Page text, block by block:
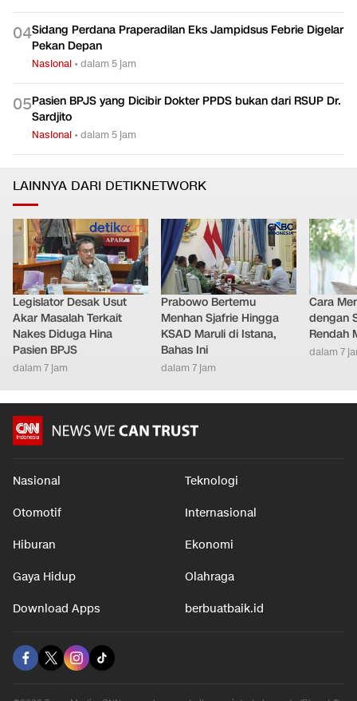
04Sidang Perdana Praperadilan Eks Jampidsus Febrie Digelar
Pekan Depan
Nasional •dalam 5 jam
05Pasien BPJS yang Dicibir Dokter PPDS bukan dari RSUP Dr.
Sardjito
Nasional •dalam 5 jam
LAINNYA DARI DETIKNETWORK
Legislator Desak Usut
Akar Masalah Terkait
Nakes Diduga Hina
Pasien BPJS
dalam 7 jam
Prabowo Bertemu
Menhan Sjafrie Hingga
KSAD Maruli di Istana,
Bahas Ini
dalam 7 jam
Cara
dengan
Rendah
dalam 7
Nasional Teknologi
Otomotif Internasional
Hiburan Ekonomi
Gaya Hidup Olahraga
Download Apps berbuatbaik.id